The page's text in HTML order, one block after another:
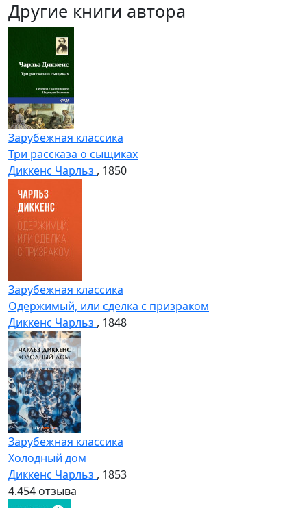
Другие книги автора
Зарубежная классика
Три рассказа о сыщиках
Диккенс Чарльз , 1850
Зарубежная классика
Одержимый, или сделка с призраком
Диккенс Чарльз , 1848
Зарубежная классика
Холодный дом
Диккенс Чарльз , 1853
4.454 отзыва